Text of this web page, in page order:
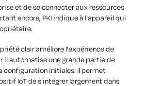
et de se connecter aux ressources
encore, PKI indique à l'appareil qui
clair améliore l'expérience de
il automatise une grande partie de
configuration initiales. Il permet
IoT de s'intégrer largement dans